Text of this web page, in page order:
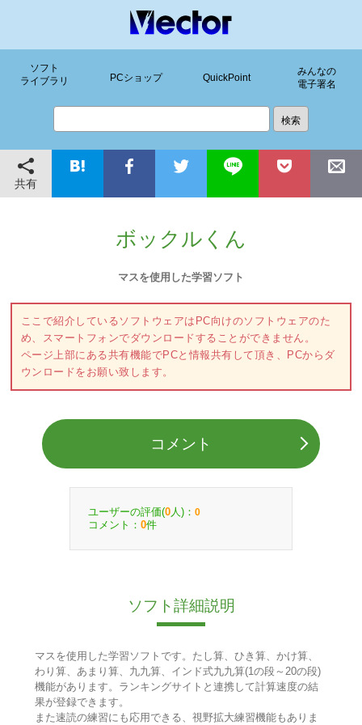
ソフト
ライブラリ
PCショップ QuickPoint
みんなの
電子署名
共有
ボックルくん
マスを使用した学習ソフト
ここで紹介しているソフトウェアはPC向けのソフトウェアのた
め、スマートフォンでダウンロードすることができません。
ページ上部にある共有機能でPCと情報共有して頂き、PCからダ
ウンロードをお願い致します。
コメント
ユーザーの評価(0 人)： 0
コメント： 0件
ソフト詳細説明
マスを使用した学習ソフトです。たし算、ひき算、かけ算、
わり算、あまり算、九九算、インド式九九算(1の段～20の段)
機能があります。ランキングサイトと連携して計算速度の結
果が登録できます。
また速読の練習にも応用できる、視野拡大練習機能もありま